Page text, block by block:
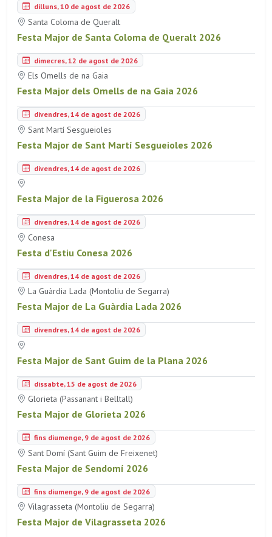
dilluns, 10 de agost de 2026
Santa Coloma de Queralt
Festa Major de Santa Coloma de Queralt 2026
dimecres, 12 de agost de 2026
Els Omells de na Gaia
Festa Major dels Omells de na Gaia 2026
divendres, 14 de agost de 2026
Sant Martí Sesgueioles
Festa Major de Sant Martí Sesgueioles 2026
divendres, 14 de agost de 2026
Festa Major de la Figuerosa 2026
divendres, 14 de agost de 2026
Conesa
Festa d'Estiu Conesa 2026
divendres, 14 de agost de 2026
La Guàrdia Lada (Montoliu de Segarra)
Festa Major de La Guàrdia Lada 2026
divendres, 14 de agost de 2026
Festa Major de Sant Guim de la Plana 2026
dissabte, 15 de agost de 2026
Glorieta (Passanant i Belltall)
Festa Major de Glorieta 2026
fins diumenge, 9 de agost de 2026
Sant Domí (Sant Guim de Freixenet)
Festa Major de Sendomí 2026
fins diumenge, 9 de agost de 2026
Vilagrasseta (Montoliu de Segarra)
Festa Major de Vilagrasseta 2026